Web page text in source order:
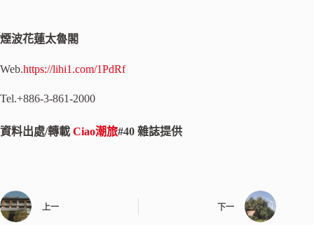
煙波花蓮太魯閣
Web.https://lihi1.com/1PdRf
Tel.+886-3-861-2000
資料出處/轉載 Ciao潮旅#40 雜誌提供
上一 下一